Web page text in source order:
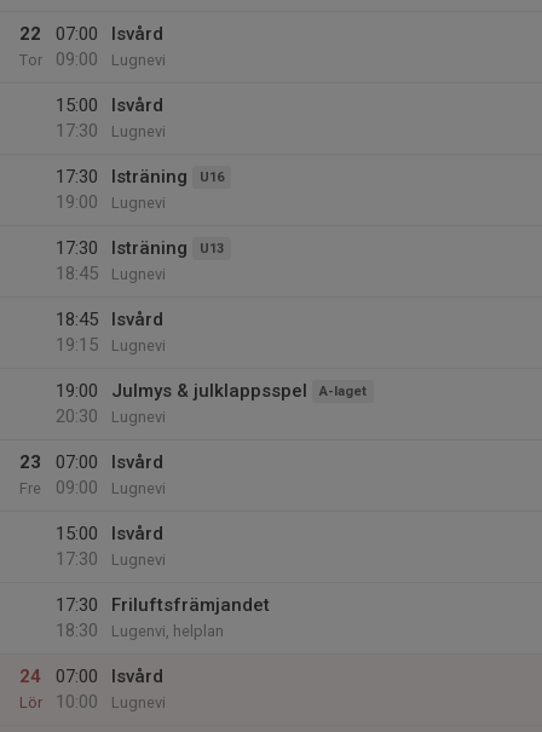
22
Tor
07:00
09:00
Isvård
Lugnevi
15:00
17:30
Isvård
Lugnevi
17:30
19:00
Isträning U16
Lugnevi
17:30
18:45
Isträning U13
Lugnevi
18:45
19:15
Isvård
Lugnevi
19:00
20:30
Julmys & julklappsspel A-laget
Lugnevi
23
Fre
07:00
09:00
Isvård
Lugnevi
15:00
17:30
Isvård
Lugnevi
17:30
18:30
Friluftsfrämjandet
Lugenvi, helplan
24
Lör
07:00
10:00
Isvård
Lugnevi